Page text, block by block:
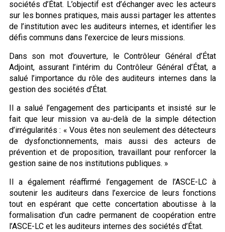
sociétés d’État. L’objectif est d’échanger avec les acteurs
sur les bonnes pratiques, mais aussi partager les attentes
de l’institution avec les auditeurs internes, et identifier les
défis communs dans l’exercice de leurs missions.
Dans son mot d’ouverture, le Contrôleur Général d’État
Adjoint, assurant l’intérim du Contrôleur Général d’État, a
salué l’importance du rôle des auditeurs internes dans la
gestion des sociétés d’État.
Il a salué l’engagement des participants et insisté sur le
fait que leur mission va au-delà de la simple détection
d’irrégularités : « Vous êtes non seulement des détecteurs
de dysfonctionnements, mais aussi des acteurs de
prévention et de proposition, travaillant pour renforcer la
gestion saine de nos institutions publiques. »
Il a également réaffirmé l’engagement de l’ASCE-LC à
soutenir les auditeurs dans l’exercice de leurs fonctions
tout en espérant que cette concertation aboutisse à la
formalisation d’un cadre permanent de coopération entre
l’ASCE-LC et les auditeurs internes des sociétés d’État.